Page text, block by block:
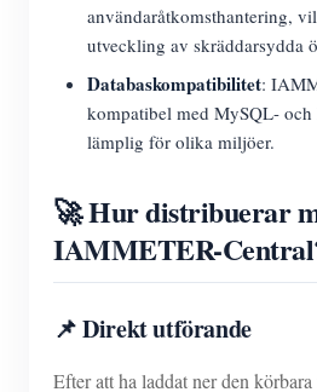
användaråtkomsthantering,
utveckling av skräddarsydda
Databaskompatibilitet:
kompatibel med MySQL- och
lämplig för olika miljöer.
🚀 Hur distribuerar
IAMMETER-
📌 Direkt utförande
Efter att ha laddat ner den